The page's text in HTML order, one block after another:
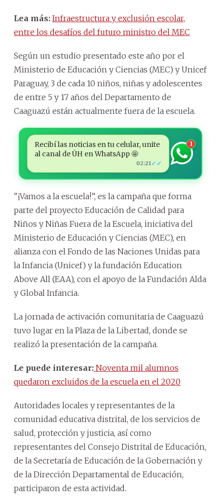
Lea más: Infraestructura y exclusión escolar,
entre los desafíos del futuro ministro del MEC
Según un estudio presentado este año por el
Ministerio de Educación y Ciencias (MEC) y Unicef
Paraguay, 3 de cada 10 niños, niñas y adolescentes
de entre 5 y 17 años del Departamento de
Caaguazú están actualmente fuera de la escuela.
Recibí las noticias en tu celular, unite
al canal de ÚH en WhatsApp 🤩
02:21 ✓✓
1
"¡Vamos a la escuela!”, es la campaña que forma
parte del proyecto Educación de Calidad para
Niños y Niñas Fuera de la Escuela, iniciativa del
Ministerio de Educación y Ciencias (MEC), en
alianza con el Fondo de las Naciones Unidas para
la Infancia (Unicef) y la fundación Education
Above All (EAA), con el apoyo de la Fundación Alda
y Global Infancia.
La jornada de activación comunitaria de Caaguazú
tuvo lugar en la Plaza de la Libertad, donde se
realizó la presentación de la campaña.
Le puede interesar: Noventa mil alumnos
quedaron excluidos de la escuela en el 2020
Autoridades locales y representantes de la
comunidad educativa distrital, de los servicios de
salud, protección y justicia, así como
representantes del Consejo Distrital de Educación,
de la Secretaría de Educación de la Gobernación y
de la Dirección Departamental de Educación,
participaron de esta actividad.